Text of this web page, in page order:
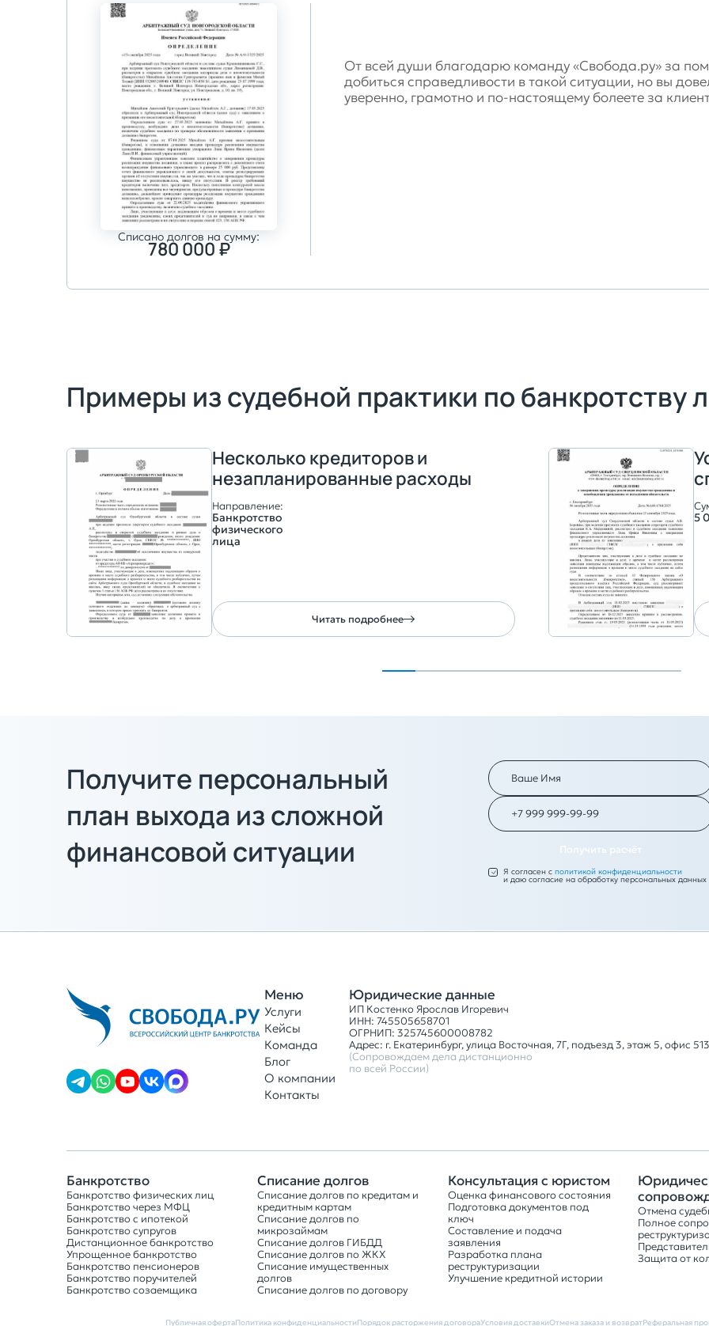
Списано долгов на сумму:
780 000 ₽
От всей души благодарю команду «Свобода.ру» за
добиться справедливости в такой ситуации, но вы
уверенно, грамотно и по-настоящему болеете за
Примеры из судебной практики по банкротству
Несколько кредиторов и
незапланированные расходы
Направление:
Банкротство
физического
лица
Читать подробнее
5
Получите персональный
план выхода из сложной
финансовой ситуации
Получить расчёт
Я согласен с политикой конфиденциальности
и даю согласие на обработку персональных данных
Меню
Услуги
Кейсы
Команда
Блог
О компании
Контакты
Юридические данные
ИП Костенко Ярослав Игоревич
ИНН: 745505658701
ОГРНИП: 325745600008782
Адрес: г. Екатеринбург, улица Восточная, 7Г, подъезд 3, этаж 5, офис 513
(Сопровождаем дела дистанционно
по всей России)
Банкротство
Банкротство физических лиц
Банкротство через МФЦ
Банкротство с ипотекой
Банкротство супругов
Дистанционное банкротство
Упрощенное банкротство
Банкротство пенсионеров
Банкротство поручителей
Банкротство созаемщика
Списание долгов
Списание долгов по кредитам и
кредитным картам
Списание долгов по
микрозаймам
Списание долгов ГИБДД
Списание долгов по ЖКХ
Списание имущественных
долгов
Списание долгов по договору
Консультация с юристом
Оценка финансового состояния
Подготовка документов под
ключ
Составление и подача
заявления
Разработка плана
реструктуризации
Улучшение кредитной истории
Отмена
Полное
Защита от
Публичная офертаПолитика конфиденциальностиПорядок расторжения договораУсловия доставкиОтмена заказа и возвратРеферальная